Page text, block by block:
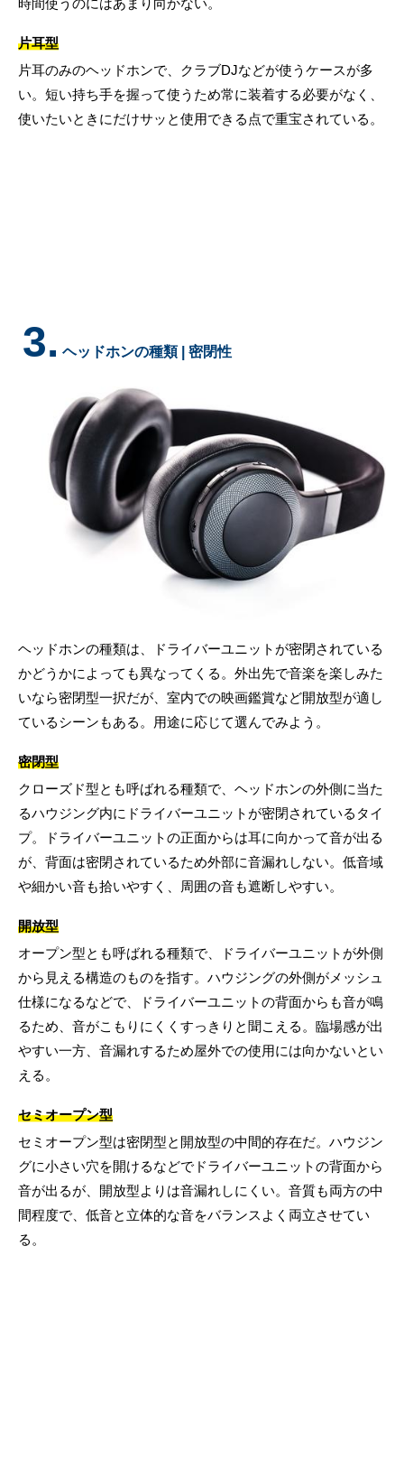
時間使うのにはあまり向かない。
片耳型
片耳のみのヘッドホンで、クラブDJなどが使うケースが多
い。短い持ち手を握って使うため常に装着する必要がなく、
使いたいときにだけサッと使用できる点で重宝されている。
3. ヘッドホンの種類 | 密閉性
ヘッドホンの種類は、ドライバーユニットが密閉されている
かどうかによっても異なってくる。外出先で音楽を楽しみた
いなら密閉型一択だが、室内での映画鑑賞など開放型が適し
ているシーンもある。用途に応じて選んでみよう。
密閉型
クローズド型とも呼ばれる種類で、ヘッドホンの外側に当た
るハウジング内にドライバーユニットが密閉されているタイ
プ。ドライバーユニットの正面からは耳に向かって音が出る
が、背面は密閉されているため外部に音漏れしない。低音域
や細かい音も拾いやすく、周囲の音も遮断しやすい。
開放型
オープン型とも呼ばれる種類で、ドライバーユニットが外側
から見える構造のものを指す。ハウジングの外側がメッシュ
仕様になるなどで、ドライバーユニットの背面からも音が鳴
るため、音がこもりにくくすっきりと聞こえる。臨場感が出
やすい一方、音漏れするため屋外での使用には向かないとい
える。
セミオープン型
セミオープン型は密閉型と開放型の中間的存在だ。ハウジン
グに小さい穴を開けるなどでドライバーユニットの背面から
音が出るが、開放型よりは音漏れしにくい。音質も両方の中
間程度で、低音と立体的な音をバランスよく両立させてい
る。